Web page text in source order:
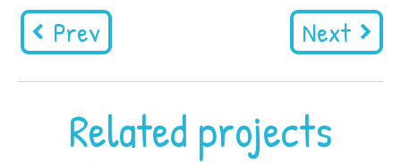
Prev Next
Related projects